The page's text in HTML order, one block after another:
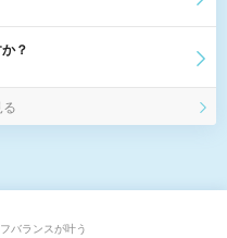
？
バランスが叶う